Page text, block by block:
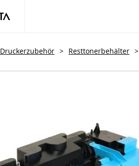
Druckerzubehör > Resttonerbehälter >